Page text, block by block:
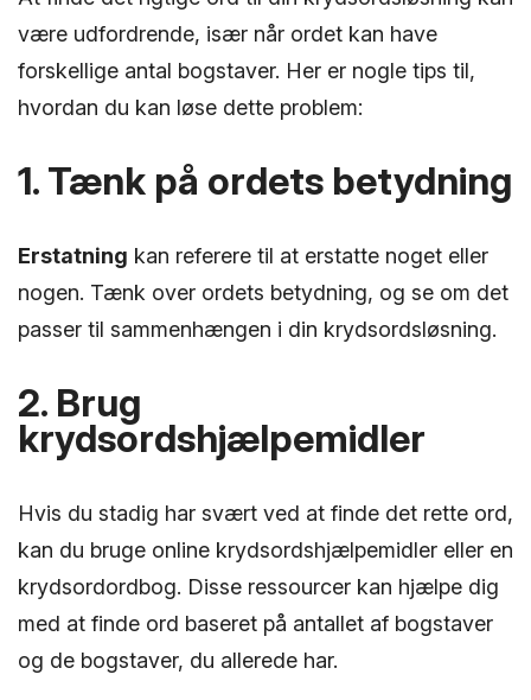
være udfordrende, især når ordet kan have
forskellige antal bogstaver. Her er nogle tips til,
hvordan du kan løse dette problem:
1. Tænk på ordets betydning
Erstatning kan referere til at erstatte noget eller
nogen. Tænk over ordets betydning, og se om det
passer til sammenhængen i din krydsordsløsning.
2. Brug
krydsordshjælpemidler
Hvis du stadig har svært ved at finde det rette ord,
kan du bruge online krydsordshjælpemidler eller en
krydsordordbog. Disse ressourcer kan hjælpe dig
med at finde ord baseret på antallet af bogstaver
og de bogstaver, du allerede har.